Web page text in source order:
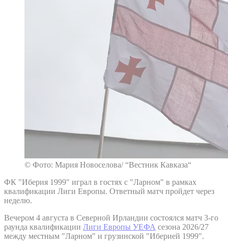
© Фото: Мария Новоселова/ “Вестник Кавказа“
ФК "Иберия 1999" играл в гостях с "Ларном" в рамках
квалификации Лиги Европы. Ответный матч пройдет через
неделю.
Вечером 4 августа в Северной Ирландии состоялся матч 3-го
раунда квалификации Лиги Европы УЕФА сезона 2026/27
между местным "Ларном" и грузинской "Иберией 1999".